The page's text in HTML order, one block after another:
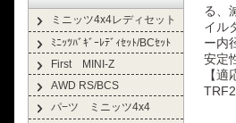
ミニッツ4x4レディセット
ﾐﾆｯﾂﾊﾞｷﾞｰﾚﾃﾞｨｾｯﾄ/BCｾｯﾄ
First MINI-Z
AWD RS/BCS
パ−ツ ミニッツ4x4
る、
イル
ー内
安定
【適